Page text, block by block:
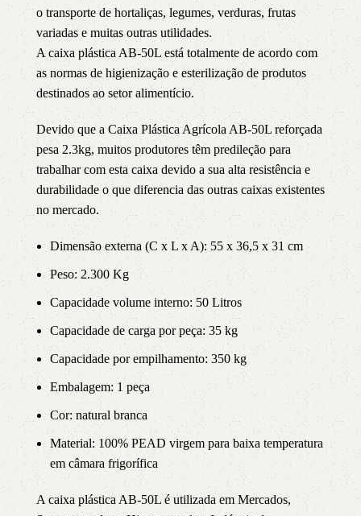
o transporte de hortaliças, legumes, verduras, frutas
variadas e muitas outras utilidades.
A caixa plástica AB-50L está totalmente de acordo com
as normas de higienização e esterilização de produtos
destinados ao setor alimentício.
Devido que a Caixa Plástica Agrícola AB-50L reforçada
pesa 2.3kg, muitos produtores têm predileção para
trabalhar com esta caixa devido a sua alta resistência e
durabilidade o que diferencia das outras caixas existentes
no mercado.
Dimensão externa (C x L x A): 55 x 36,5 x 31 cm
Peso: 2.300 Kg
Capacidade volume interno: 50 Litros
Capacidade de carga por peça: 35 kg
Capacidade por empilhamento: 350 kg
Embalagem: 1 peça
Cor: natural branca
Material: 100% PEAD virgem para baixa temperatura
em câmara frigorífica
A caixa plástica AB-50L é utilizada em Mercados,